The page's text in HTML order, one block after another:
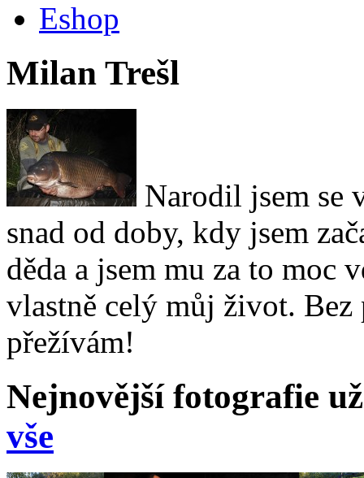
Eshop
Milan Trešl
Narodil jsem se
snad od doby, kdy jsem
děda a jsem mu za to moc
vlastně celý můj život.
přežívám!
Nejnovější fotografie
vše